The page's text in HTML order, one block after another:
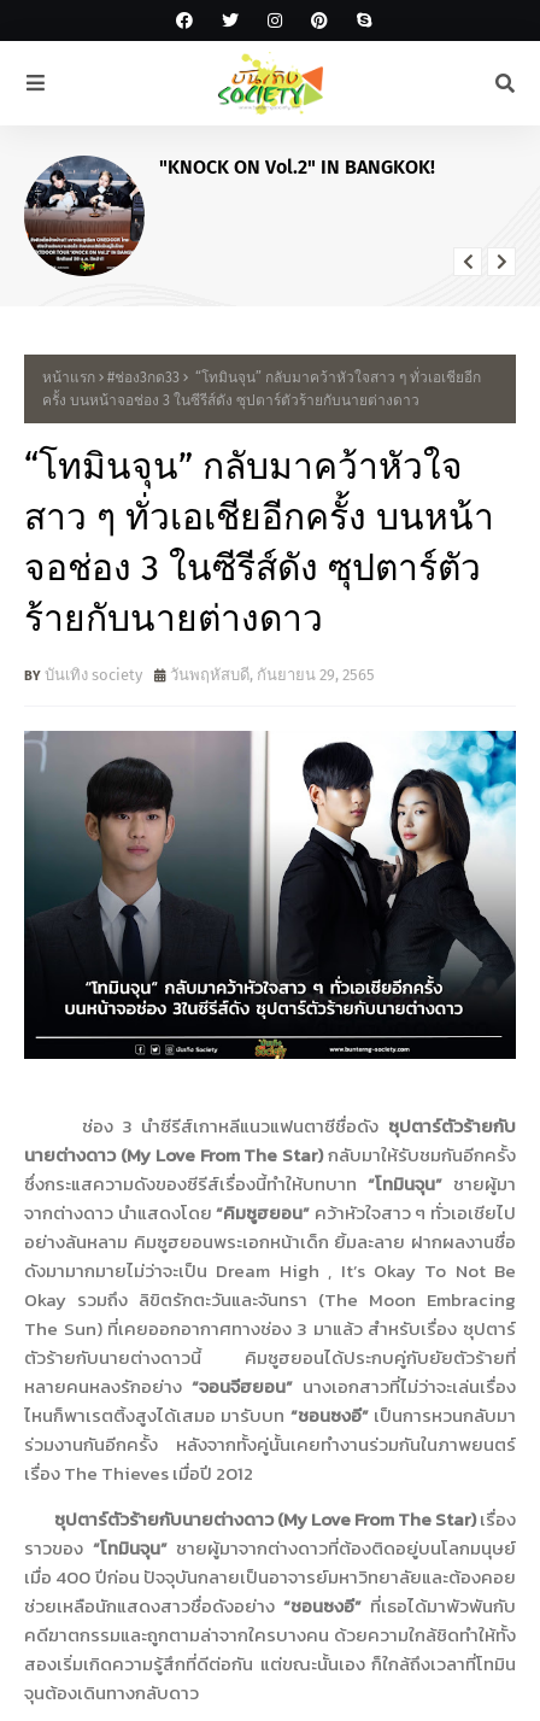
เตรียมฟินครบทุกเจน! "Tpartner" ชวน "พี่
หน้าแรก #ช่อง3กด33
“โทมินจุน” กลับมาคว้าหัวใจสาว ๆ ทั่วเอเชียอีก
ครั้ง บนหน้าจอช่อง 3 ในซีรีส์ดัง ซุปตาร์ตัวร้ายกับนายต่างดาว
“โทมินจุน” กลับมาคว้าหัวใจ
สาว ๆ ทั่วเอเชียอีกครั้ง บนหน้า
จอช่อง 3 ในซีรีส์ดัง ซุปตาร์ตัว
ร้ายกับนายต่างดาว
บันเทิง society วันพฤหัสบดี, กันยายน 29, 2565
ช่อง 3 นำซีรีส์เกาหลีแนวแฟนตาซีชื่อดัง ซุปตาร์ตัวร้ายกับ
นายต่างดาว (My Love From The Star)กลับมาให้รับชมกันอีกครั้ง
ซึ่งกระแสความดังของซีรีส์เรื่องนี้ทำให้บทบาท “โทมินจุน” ชายผู้มา
จากต่างดาว นำแสดงโดย“คิมซูฮยอน” คว้าหัวใจสาว ๆ ทั่วเอเชียไป
อย่างล้นหลาม คิมซูฮยอนพระเอกหน้าเด็ก ยิ้มละลาย ฝากผลงานชื่อ
ดังมามากมายไม่ว่าจะเป็น Dream High , It’s Okay To Not Be
Okay รวมถึง ลิขิตรักตะวันและจันทรา (The Moon Embracing
The Sun) ที่เคยออกอากาศทางช่อง 3 มาแล้ว สำหรับเรื่อง ซุปตาร์
ตัวร้ายกับนายต่างดาวนี้ คิมซูฮยอนได้ประกบคู่กับยัยตัวร้ายที่
หลายคนหลงรักอย่าง “จอนจีฮยอน” นางเอกสาวที่ไม่ว่าจะเล่นเรื่อง
ไหนก็พาเรตติ้งสูงได้เสมอ มารับบท “ชอนซงอี” เป็นการหวนกลับมา
ร่วมงานกันอีกครั้ง หลังจากทั้งคู่นั้นเคยทำงานร่วมกันในภาพยนตร์
เรื่องThe Thievesเมื่อปี 2012
ซุปตาร์ตัวร้ายกับนายต่างดาว (My Love From The Star)เรื่อง
ราวของ “โทมินจุน”ชายผู้มาจากต่างดาวที่ต้องติดอยู่บนโลกมนุษย์
เมื่อ 400 ปีก่อน ปัจจุบันกลายเป็นอาจารย์มหาวิทยาลัยและต้องคอย
ช่วยเหลือนักแสดงสาวชื่อดังอย่าง “ชอนซงอี” ที่เธอได้มาพัวพันกับ
คดีฆาตกรรมและถูกตามล่าจากใครบางคน ด้วยความใกล้ชิดทำให้ทั้ง
สองเริ่มเกิดความรู้สึกที่ดีต่อกัน แต่ขณะนั้นเอง ก็ใกล้ถึงเวลาที่โทมิน
จุนต้องเดินทางกลับดาว